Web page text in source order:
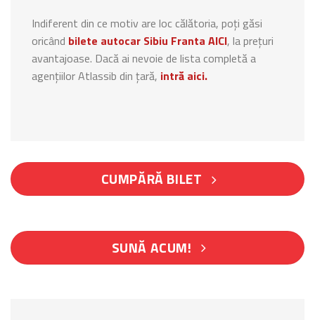
Indiferent din ce motiv are loc călătoria, poți găsi
oricând bilete autocar Sibiu Franta AICI, la prețuri
avantajoase. Dacă ai nevoie de lista completă a
agențiilor Atlassib din țară, intră aici.
CUMPĂRĂ BILET
SUNĂ ACUM!